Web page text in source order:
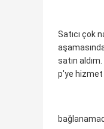
Satıcı çok
satın
p'ye